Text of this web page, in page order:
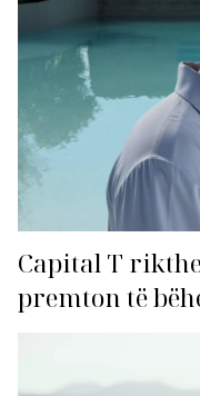
Capital T
premton të